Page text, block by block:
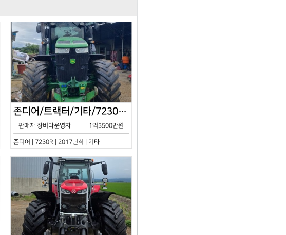
존디어/트랙터/기타/7230R/2017년식
판매자 장비다운영자 1억3500만원
존디어 | 7230R | 2017년식 | 기타